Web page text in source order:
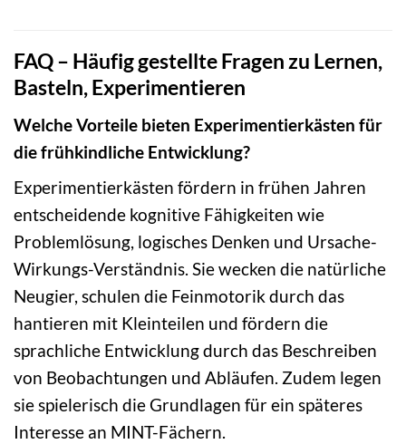
FAQ – Häufig gestellte Fragen zu Lernen,
Basteln, Experimentieren
Welche Vorteile bieten Experimentierkästen für
die frühkindliche Entwicklung?
Experimentierkästen fördern in frühen Jahren
entscheidende kognitive Fähigkeiten wie
Problemlösung, logisches Denken und Ursache-
Wirkungs-Verständnis. Sie wecken die natürliche
Neugier, schulen die Feinmotorik durch das
hantieren mit Kleinteilen und fördern die
sprachliche Entwicklung durch das Beschreiben
von Beobachtungen und Abläufen. Zudem legen
sie spielerisch die Grundlagen für ein späteres
Interesse an MINT-Fächern.